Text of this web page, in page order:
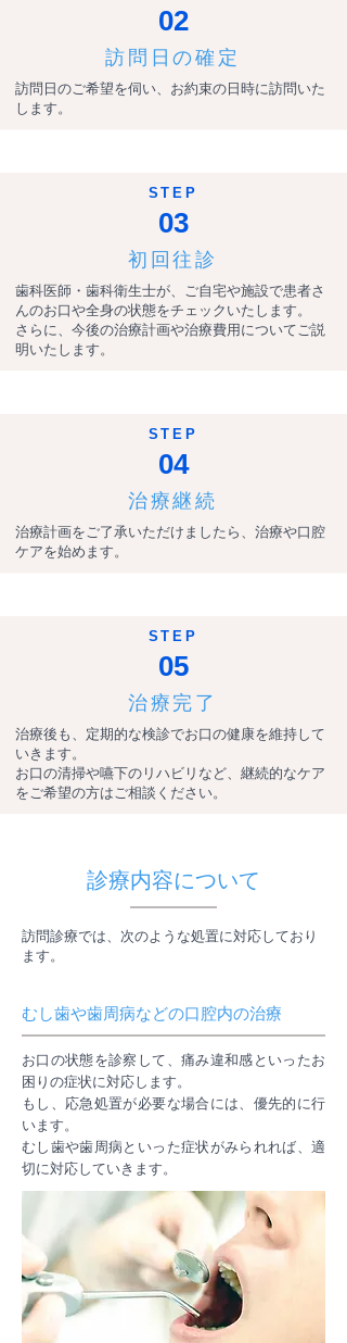
02
訪問日の確定
訪問日のご希望を伺い、お約束の日時に訪問いた
します。
STEP
03
初回往診
歯科医師・歯科衛生士が、ご自宅や施設で患者さ
んのお口や全身の状態をチェックいたします。
さらに、今後の治療計画や治療費用についてご説
明いたします。
STEP
04
治療継続
治療計画をご了承いただけましたら、治療や口腔
ケアを始めます。
STEP
05
治療完了
治療後も、定期的な検診でお口の健康を維持して
いきます。
お口の清掃や嚥下のリハビリなど、継続的なケア
をご希望の方はご相談ください。
診療内容について
訪問診療では、次のような処置に対応しており
ます。
むし歯や歯周病などの口腔内の治療
お口の状態を診察して、痛み違和感といったお
困りの症状に対応します。
もし、応急処置が必要な場合には、優先的に行
います。
むし歯や歯周病といった症状がみられれば、適
切に対応していきます。